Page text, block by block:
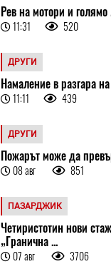
Рев на мотори и голямо
11:31 520
ДРУГИ
Намаление в разгара
11:11 439
ДРУГИ
Пожарът може да
08 авг 851
ПАЗАРДЖИК
Четиристотин нови
„Гранична ...
07 авг 3706